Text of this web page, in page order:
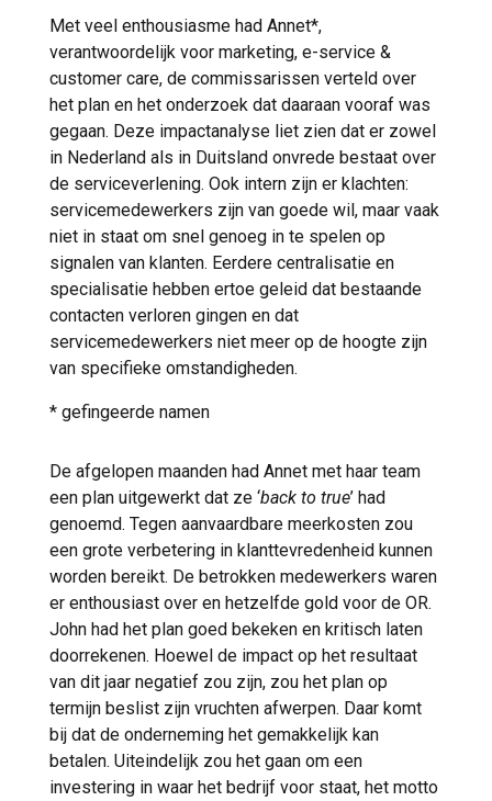
Met veel enthousiasme had Annet*,
verantwoordelijk voor marketing, e-service &
customer care, de commissarissen verteld over
het plan en het onderzoek dat daaraan vooraf was
gegaan. Deze impactanalyse liet zien dat er zowel
in Nederland als in Duitsland onvrede bestaat over
de serviceverlening. Ook intern zijn er klachten:
servicemedewerkers zijn van goede wil, maar vaak
niet in staat om snel genoeg in te spelen op
signalen van klanten. Eerdere centralisatie en
specialisatie hebben ertoe geleid dat bestaande
contacten verloren gingen en dat
servicemedewerkers niet meer op de hoogte zijn
van specifieke omstandigheden.
* gefingeerde namen
De afgelopen maanden had Annet met haar team
een plan uitgewerkt dat ze ‘back to true’ had
genoemd. Tegen aanvaardbare meerkosten zou
een grote verbetering in klanttevredenheid kunnen
worden bereikt. De betrokken medewerkers waren
er enthousiast over en hetzelfde gold voor de OR.
John had het plan goed bekeken en kritisch laten
doorrekenen. Hoewel de impact op het resultaat
van dit jaar negatief zou zijn, zou het plan op
termijn beslist zijn vruchten afwerpen. Daar komt
bij dat de onderneming het gemakkelijk kan
betalen. Uiteindelijk zou het gaan om een
investering in waar het bedrijf voor staat, het motto